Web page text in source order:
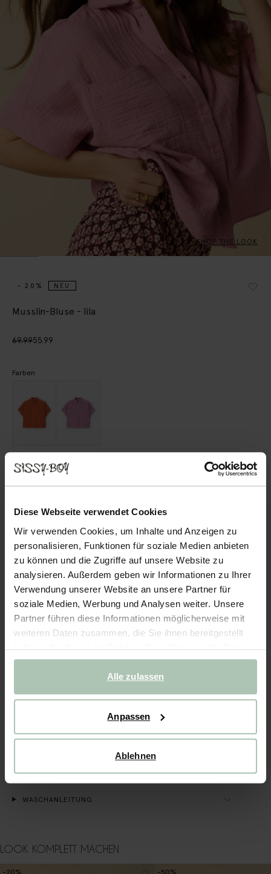
Diese Webseite verwendet Cookies
Wir verwenden Cookies, um Inhalte und Anzeigen zu
personalisieren, Funktionen für soziale Medien anbieten
zu können und die Zugriffe auf unsere Website zu
analysieren. Außerdem geben wir Informationen zu Ihrer
Verwendung unserer Website an unsere Partner für
soziale Medien, Werbung und Analysen weiter. Unsere
Partner führen diese Informationen möglicherweise mit
weiteren Daten zusammen, die Sie ihnen bereitgestellt
haben oder die sie im Rahmen Ihrer Nutzung der Dienste
gesammelt haben.
Alle zulassen
Anpassen
Ablehnen
SHOP THE LOOK
- 20% NEU
Musslin-Bluse - lila
69.9955.99
Farben
Wähle deine Größe
IN DEN WARENKORB
Rechnungskauf möglich
14 Tage Bedenkzeit
(2)
hat kurze Ärmel, einen Kragen, eine Knopfleiste, zwei
Qualität. Material: 100% Baumwolle.
VERSAND & RÜCKGABE
WASCHANLEITUNG
LOOK KOMPLETT MACHEN
-20% -50%